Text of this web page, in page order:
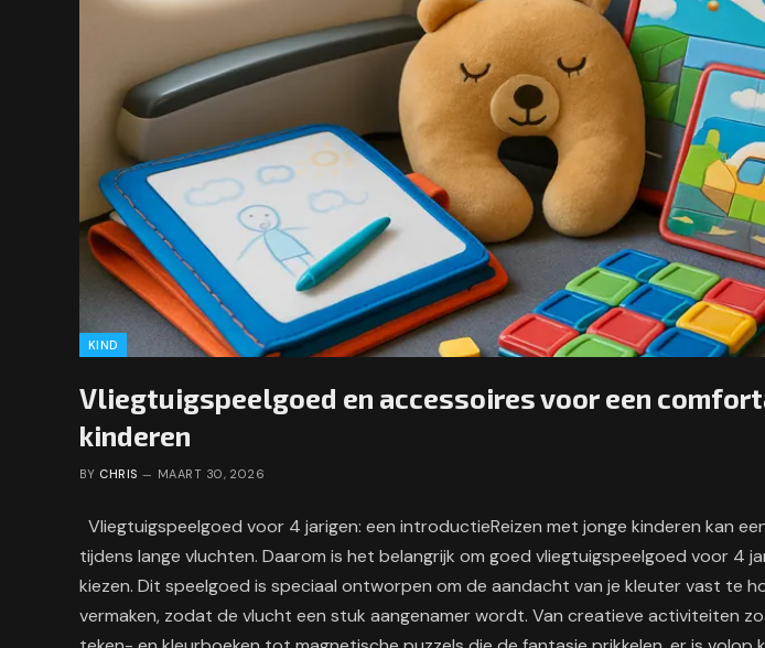
KIND
Vliegtuigspeelgoed en accessoires voor een
kinderen
BY CHRIS MAART 30, 2026
Vliegtuigspeelgoed voor 4 jarigen: een introductieReizen met jonge kinderen kan
tijdens lange vluchten. Daarom is het belangrijk om goed vliegtuigspeelgoed voor 4
kiezen. Dit speelgoed is speciaal ontworpen om de aandacht van je kleuter vast te
vermaken, zodat de vlucht een stuk aangenamer wordt. Van creatieve activiteiten